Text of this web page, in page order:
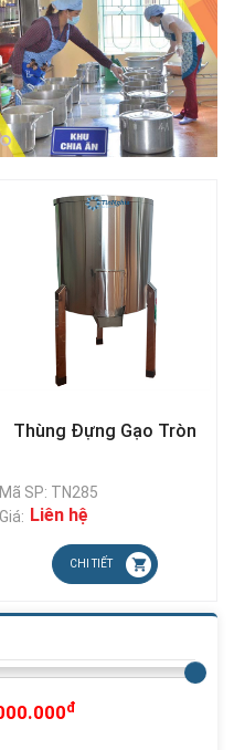
Thùng Đựng Gạo Tròn
Mã SP: TN285
Giá: Liên hệ
CHI TIẾT
đ